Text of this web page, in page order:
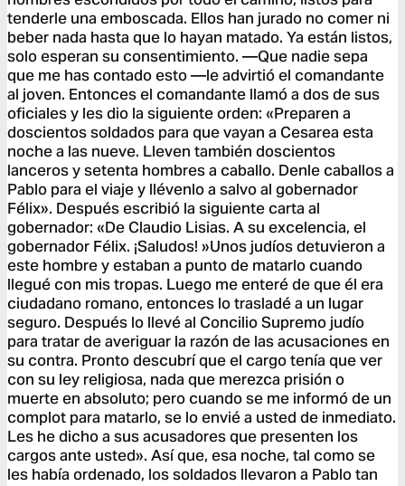
tenderle una emboscada. Ellos han jurado no comer ni
beber nada hasta que lo hayan matado. Ya están listos,
solo esperan su consentimiento. —Que nadie sepa
que me has contado esto —le advirtió el comandante
al joven. Entonces el comandante llamó a dos de sus
oficiales y les dio la siguiente orden: «Preparen a
doscientos soldados para que vayan a Cesarea esta
noche a las nueve. Lleven también doscientos
lanceros y setenta hombres a caballo. Denle caballos a
Pablo para el viaje y llévenlo a salvo al gobernador
Félix». Después escribió la siguiente carta al
gobernador: «De Claudio Lisias. A su excelencia, el
gobernador Félix. ¡Saludos! »Unos judíos detuvieron a
este hombre y estaban a punto de matarlo cuando
llegué con mis tropas. Luego me enteré de que él era
ciudadano romano, entonces lo trasladé a un lugar
seguro. Después lo llevé al Concilio Supremo judío
para tratar de averiguar la razón de las acusaciones en
su contra. Pronto descubrí que el cargo tenía que ver
con su ley religiosa, nada que merezca prisión o
muerte en absoluto; pero cuando se me informó de un
complot para matarlo, se lo envié a usted de inmediato.
Les he dicho a sus acusadores que presenten los
cargos ante usted». Así que, esa noche, tal como se
les había ordenado, los soldados llevaron a Pablo tan